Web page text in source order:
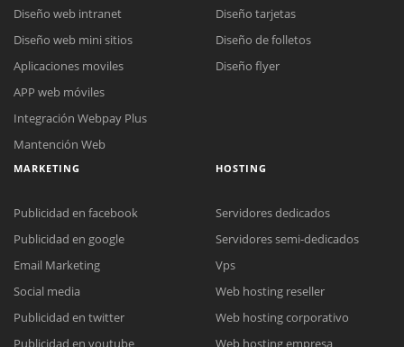
Reunión online
Nuestros ejecutivos le enviarán un correo electrónico con el enlace a
Chat Online
Diseño web intranet
Diseño web mini sitios
Aplicaciones moviles
APP web móviles
Integración Webpay Plus
Mantención Web
Diseño tarjetas
Diseño de folletos
Diseño flyer
MARKETING
Publicidad en facebook
Publicidad en google
Email Marketing
Social media
Publicidad en twitter
Publicidad en youtube
HOSTING
Servidores dedicados
Servidores semi-dedicados
Vps
Web hosting reseller
Web hosting corporativo
Web hosting empresa